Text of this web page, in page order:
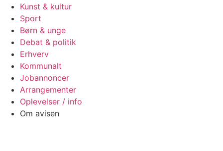
Kunst & kultur
Sport
Børn & unge
Debat & politik
Erhverv
Kommunalt
Jobannoncer
Arrangementer
Oplevelser / info
Om avisen